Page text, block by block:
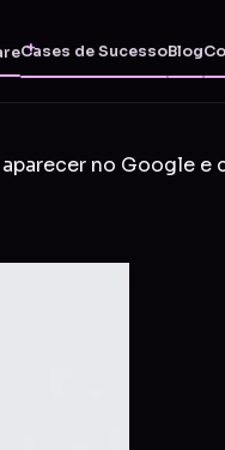
Cases de SucessoBlog
no Google